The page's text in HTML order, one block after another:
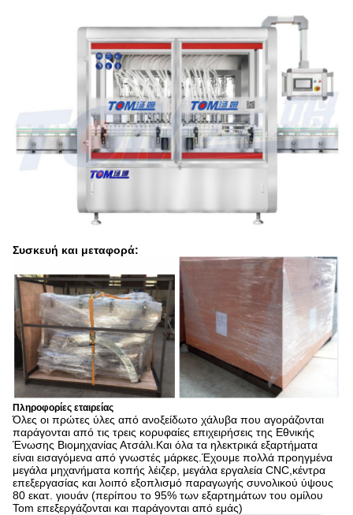
Συσκευή και μεταφορά:
Πληροφορίες εταιρείας
Όλες οι πρώτες ύλες από ανοξείδωτο χάλυβα που αγοράζονται
παράγονται από τις τρεις κορυφαίες επιχειρήσεις της Εθνικής
Ένωσης Βιομηχανίας Ατσάλι.Και όλα τα ηλεκτρικά εξαρτήματα
είναι εισαγόμενα από γνωστές μάρκες.Έχουμε πολλά προηγμένα
μεγάλα μηχανήματα κοπής λέιζερ, μεγάλα εργαλεία CNC,κέντρα
επεξεργασίας και λοιπό εξοπλισμό παραγωγής συνολικού ύψους
80 εκατ. γιουάν (περίπου το 95% των εξαρτημάτων του ομίλου
Tom επεξεργάζονται και παράγονται από εμάς)